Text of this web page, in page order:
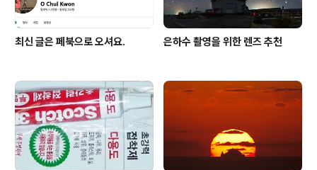
최신 글은 페북으로 오셔요. 은하수 촬영을 위한 렌즈 추천